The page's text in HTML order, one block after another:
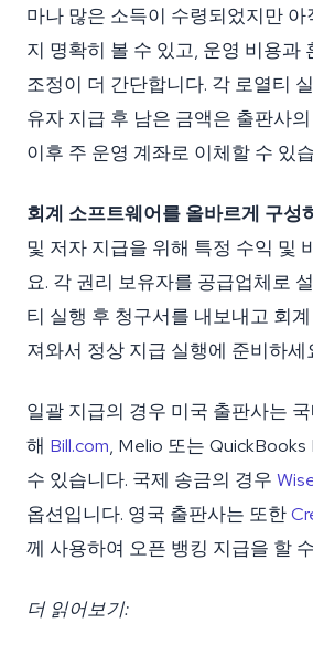
마나 많은 소득이 수령되었지만
지 명확히 볼 수 있고, 운영 비용과
조정이 더 간단합니다. 각 로열티
유자 지급 후 남은 금액은 출판사
이후 주 운영 계좌로 이체할 수 있
회계 소프트웨어를 올바르게 구성
및 저자 지급을 위해 특정 수익 및
요. 각 권리 보유자를 공급업체로
티 실행 후 청구서를 내보내고 회
져와서 정상 지급 실행에 준비하세
일괄 지급의 경우 미국 출판사는
해 Bill.com, Melio 또는 QuickBooks
수 있습니다. 국제 송금의 경우
옵션입니다. 영국 출판사는 또한
께 사용하여 오픈 뱅킹 지급을 할
더 읽어보기: